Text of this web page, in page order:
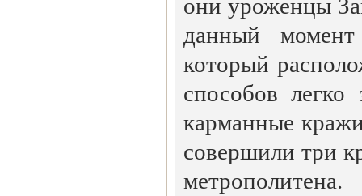
данный
который
способов легко
карманные
совершили три
метрополитена.